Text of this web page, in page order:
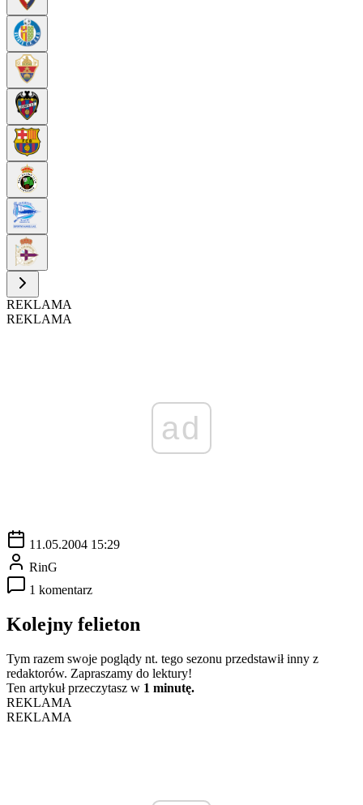
REKLAMA
REKLAMA
ad
11.05.2004 15:29
RinG
1 komentarz
Kolejny felieton
Tym razem swoje poglądy nt. tego sezonu przedstawił inny z
redaktorów. Zapraszamy do lektury!
Ten artykuł przeczytasz w 1 minutę.
REKLAMA
REKLAMA